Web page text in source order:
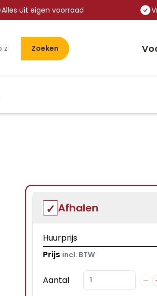
Alles uit eigen voorraad
Zoeken
Afhalen
Huurprijs
Prijs incl. BTW
Aantal